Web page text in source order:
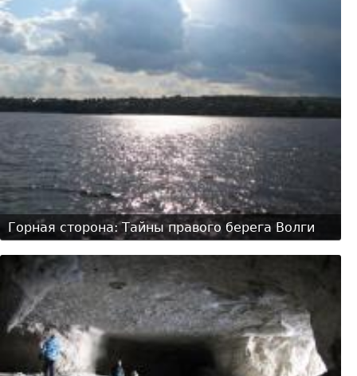
Горная сторона: Тайны правого берега Волги